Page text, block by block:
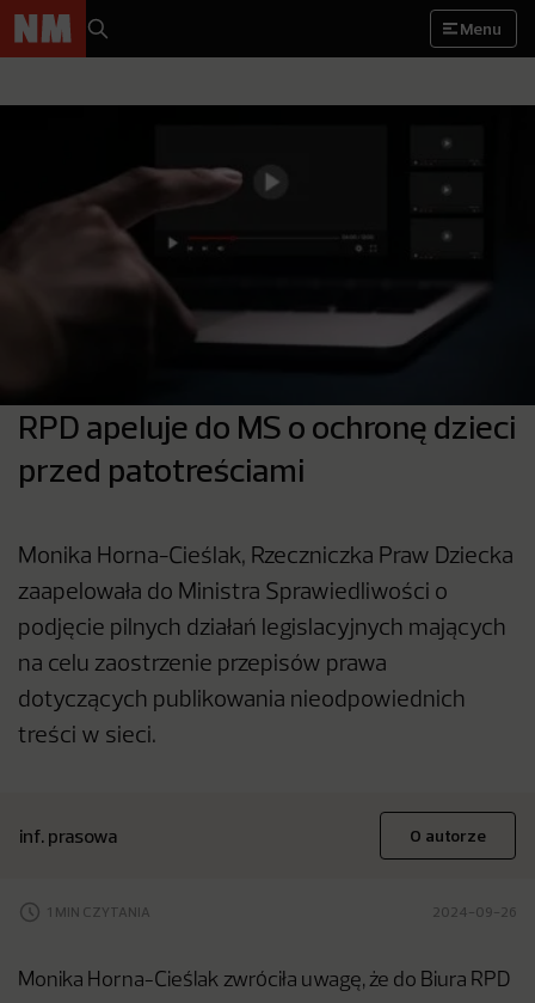
Menu
RPD apeluje do MS o ochronę dzieci
przed patotreściami
Monika Horna-Cieślak, Rzeczniczka Praw Dziecka
zaapelowała do Ministra Sprawiedliwości o
podjęcie pilnych działań legislacyjnych mających
na celu zaostrzenie przepisów prawa
dotyczących publikowania nieodpowiednich
treści w sieci.
inf. prasowa O autorze
1 MIN CZYTANIA 2024-09-26
Monika Horna-Cieślak zwróciła uwagę, że do Biura RPD